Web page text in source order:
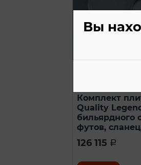
Комплект
Quality
бильярдного
футов,
126 115 a
Вы